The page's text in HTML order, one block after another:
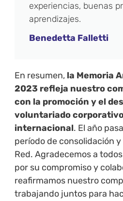
experiencias, buenas
aprendizajes.
Benedetta Falletti
En resumen, la Memoria
2023 refleja nuestro
con la promoción y el
voluntariado
internacional. El año
período de consolidación
Red. Agradecemos a
por su compromiso y
reafirmamos nuestro
trabajando juntos para